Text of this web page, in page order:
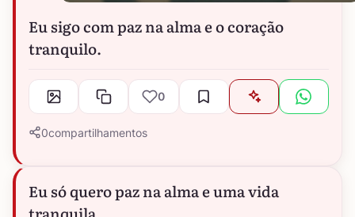
Eu sigo com paz na alma e o coração
tranquilo.
0
0compartilhamentos
Eu só quero paz na alma e uma vida